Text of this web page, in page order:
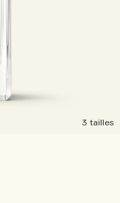
3 tailles